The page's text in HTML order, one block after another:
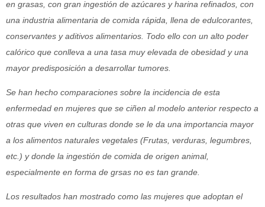
en grasas, con gran ingestión de azúcares y harina refinados, con
una industria alimentaria de comida rápida, llena de edulcorantes,
conservantes y aditivos alimentarios. Todo ello con un alto poder
calórico que conlleva a una tasa muy elevada de obesidad y una
mayor predisposición a desarrollar tumores.
Se han hecho comparaciones sobre la incidencia de esta
enfermedad en mujeres que se ciñen al modelo anterior respecto a
otras que viven en culturas donde se le da una importancia mayor
a los alimentos naturales vegetales (Frutas, verduras, legumbres,
etc.) y donde la ingestión de comida de origen animal,
especialmente en forma de grsas no es tan grande.
Los resultados han mostrado como las mujeres que adoptan el